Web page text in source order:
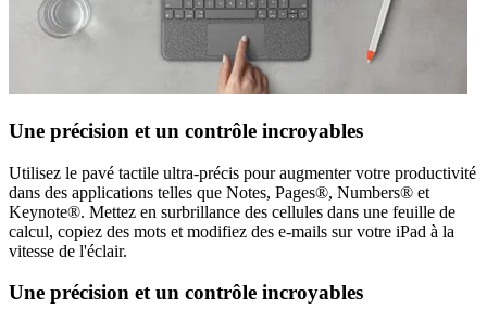
Une précision et un contrôle incroyables
Utilisez le pavé tactile ultra-précis pour augmenter votre productivité
dans des applications telles que Notes, Pages®, Numbers® et
Keynote®. Mettez en surbrillance des cellules dans une feuille de
calcul, copiez des mots et modifiez des e-mails sur votre iPad à la
vitesse de l'éclair.
Une précision et un contrôle incroyables